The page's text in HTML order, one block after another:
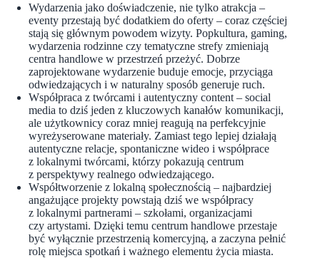
Wydarzenia jako doświadczenie, nie tylko atrakcja –
eventy przestają być dodatkiem do oferty – coraz częściej
stają się głównym powodem wizyty. Popkultura, gaming,
wydarzenia rodzinne czy tematyczne strefy zmieniają
centra handlowe w przestrzeń przeżyć. Dobrze
zaprojektowane wydarzenie buduje emocje, przyciąga
odwiedzających i w naturalny sposób generuje ruch.
Współpraca z twórcami i autentyczny content – social
media to dziś jeden z kluczowych kanałów komunikacji,
ale użytkownicy coraz mniej reagują na perfekcyjnie
wyreżyserowane materiały. Zamiast tego lepiej działają
autentyczne relacje, spontaniczne wideo i współprace
z lokalnymi twórcami, którzy pokazują centrum
z perspektywy realnego odwiedzającego.
Współtworzenie z lokalną społecznością – najbardziej
angażujące projekty powstają dziś we współpracy
z lokalnymi partnerami – szkołami, organizacjami
czy artystami. Dzięki temu centrum handlowe przestaje
być wyłącznie przestrzenią komercyjną, a zaczyna pełnić
rolę miejsca spotkań i ważnego elementu życia miasta.